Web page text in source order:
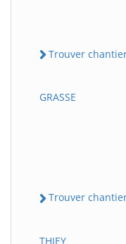
Trouver
GRASSE
Trouver
THIEY